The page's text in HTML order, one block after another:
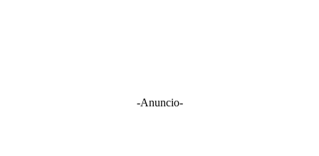
-Anuncio-